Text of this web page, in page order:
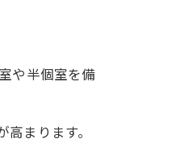
や半個室を備
まります。